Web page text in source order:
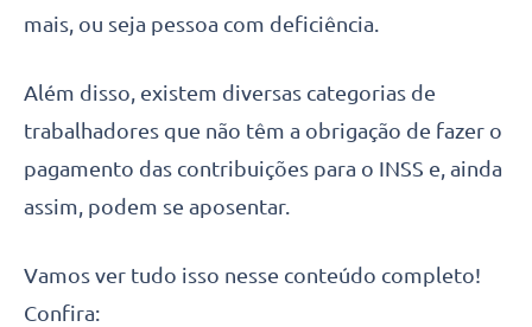
mais, ou seja pessoa com deficiência.
Além disso, existem diversas categorias de
trabalhadores que não têm a obrigação de fazer o
pagamento das contribuições para o INSS e, ainda
assim, podem se aposentar.
Vamos ver tudo isso nesse conteúdo completo!
Confira: